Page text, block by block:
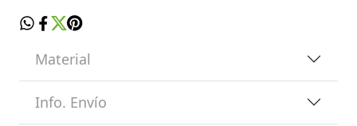
Material
Info. Envío